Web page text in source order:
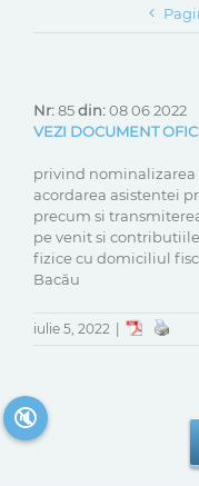
Nr:85din:08 06 2022
VEZI DOCUMENT
privind nominalizarea
acordarea asistentei
precum si
pe venit si
fizice cu domiciliul
Bacău
iulie 5, 2022
🔇